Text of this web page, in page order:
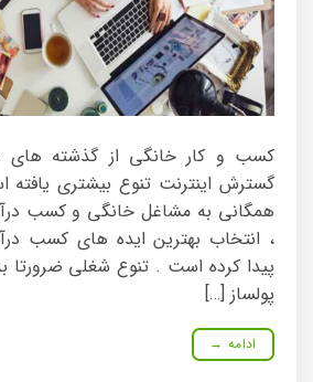
کسب و کار خانگی از گذشته های
گسترش اینترنت تنوع بیشتری یافته
همگانی به مشاغل خانگی و کسب
، انتخاب بهترین ایده های کسب
پیدا کرده است . تنوع شغلی ضرورتا
پولساز […]
ادامه →